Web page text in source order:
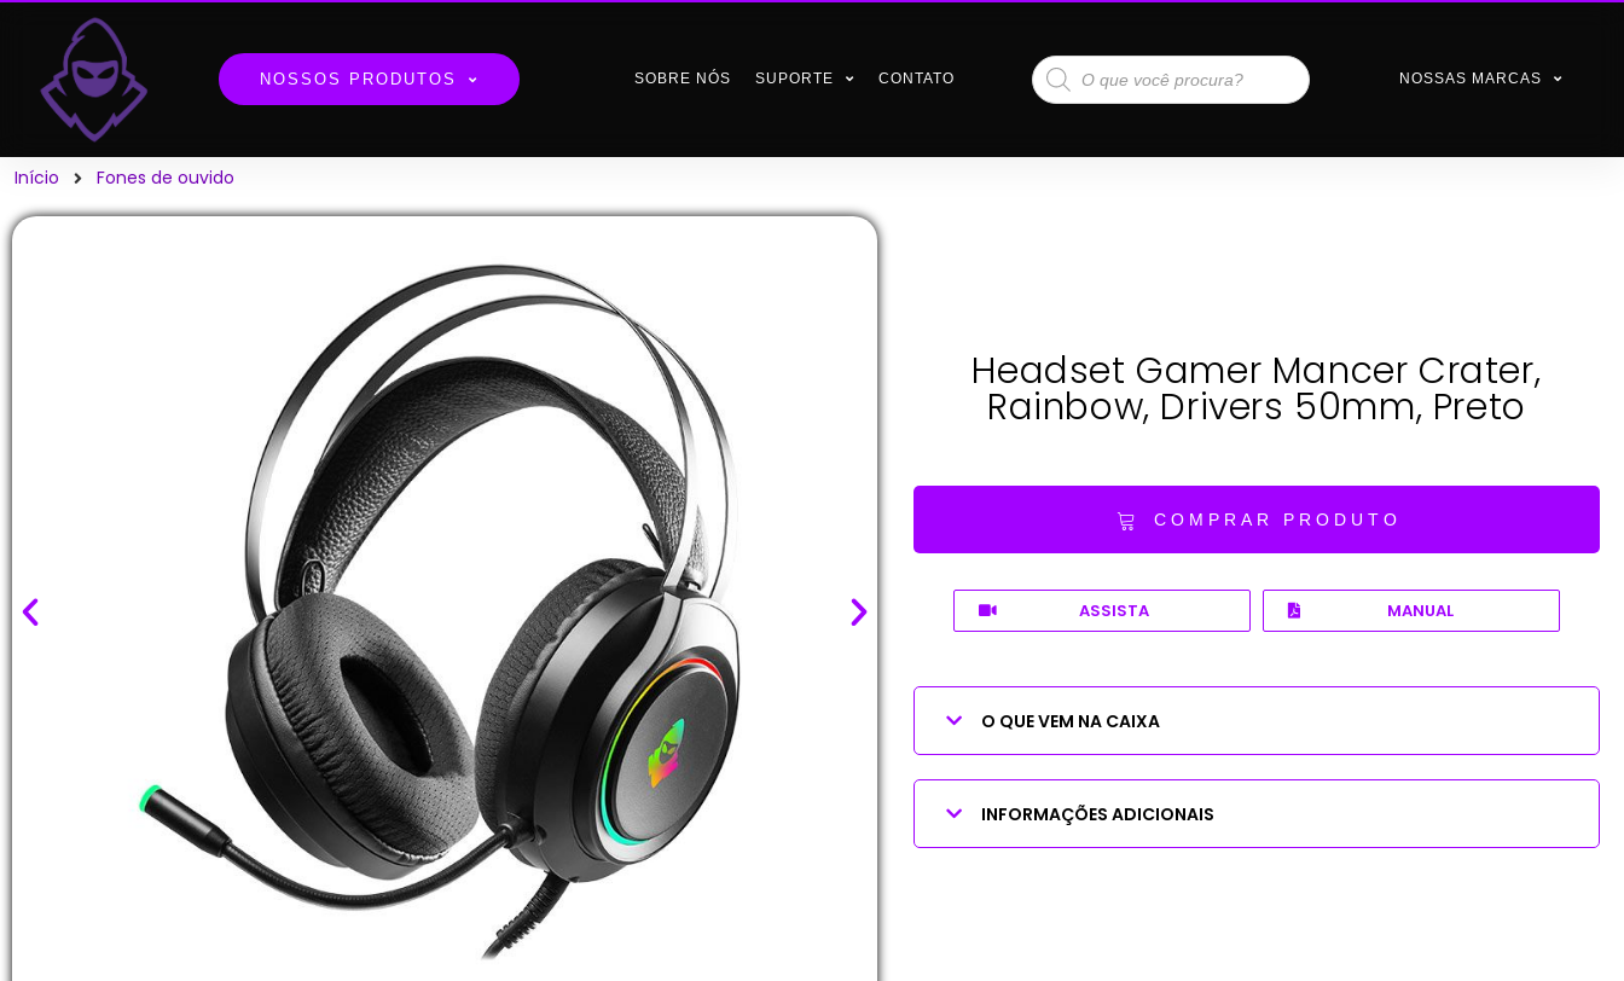
NOSSOS PRODUTOS SOBRE NÓS SUPORTE CONTATO NOSSAS MARCAS
Início Fones de ouvido
Headset Gamer Mancer Crater,
Rainbow, Drivers 50mm, Preto
COMPRAR PRODUTO
ASSISTA MANUAL
O QUE VEM NA CAIXA
INFORMAÇÕES ADICIONAIS